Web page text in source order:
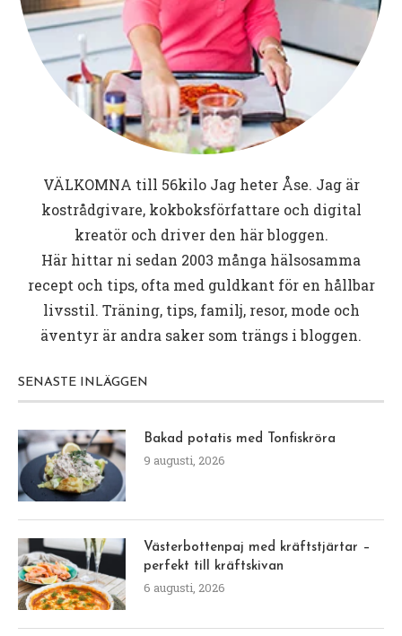
VÄLKOMNA till 56kiloJag heter Åse. Jag är
kostrådgivare, kokboksförfattare och digital
kreatör och driver den här bloggen.
Här hittar ni sedan 2003 många hälsosamma
recept och tips, ofta med guldkant för en hållbar
livsstil. Träning, tips, familj, resor, mode och
äventyr är andra saker som trängs i bloggen.
SENASTE INLÄGGEN
Bakad potatis med Tonfiskröra
9 augusti, 2026
Västerbottenpaj med kräftstjärtar –
perfekt till kräftskivan
6 augusti, 2026